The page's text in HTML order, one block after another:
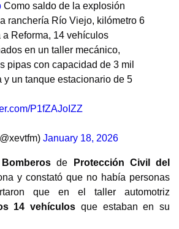
Como saldo de la explosión
ranchería Río Viejo, kilómetro 6
a Reforma, 14 vehículos
en un taller mecánico,
pipas con capacidad de 3 mil
y un tanque estacionario de 5
P1fZAJoIZZ
January 18, 2026
de
Protección Civil del
y constató que no había personas
que en el taller automotriz
14 vehículos que estaban en su